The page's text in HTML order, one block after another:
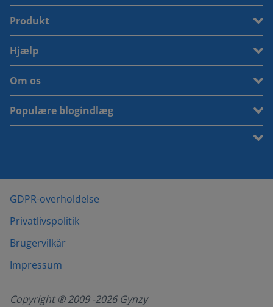
Produkt
Hjælp
Om os
Populære blogindlæg
GDPR-overholdelse
Privatlivspolitik
Brugervilkår
Impressum
Copyright ® 2009 -2026Gynzy